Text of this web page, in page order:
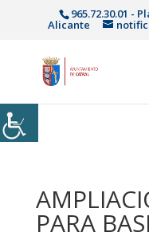
965.72.30.01 -
Alicante
PARA